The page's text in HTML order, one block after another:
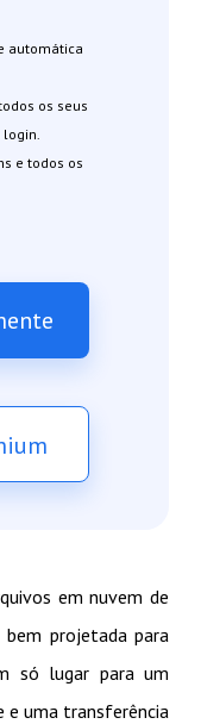
automática
os seus
e todos os
em nuvem de
projetada para
só lugar para um
e uma transferência